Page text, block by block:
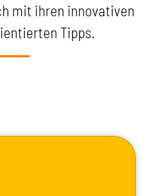
mit ihren innovativen
Tipps.